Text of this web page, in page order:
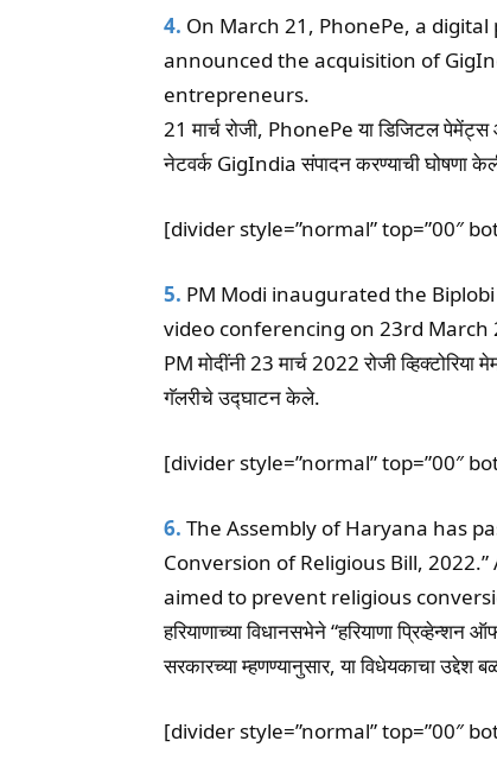
4. On March 21, PhonePe, a
announced the acquisition of
entrepreneurs.
21 मार्च रोजी, PhonePe या डिजिटल पेमेंट्स
नेटवर्क GigIndia संपादन करण्याची घोषणा
[divider style=”normal” top=”00″
5. PM Modi inaugurated the
video conferencing on 23rd March
PM मोदींनी 23 मार्च 2022 रोजी व्हिक्टोरिया
गॅलरीचे उद्घाटन केले.
[divider style=”normal” top=”00″
6. The Assembly of Haryana has
Conversion of Religious Bill,
aimed to prevent religious
हरियाणाच्या विधानसभेने “हरियाणा
सरकारच्या म्हणण्यानुसार, या विधेयकाचा उद्देश
[divider style=”normal” top=”00″